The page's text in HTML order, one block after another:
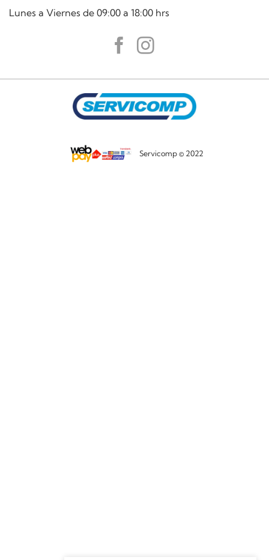
Lunes a Viernes de 09:00 a 18:00 hrs
Servicomp © 2022